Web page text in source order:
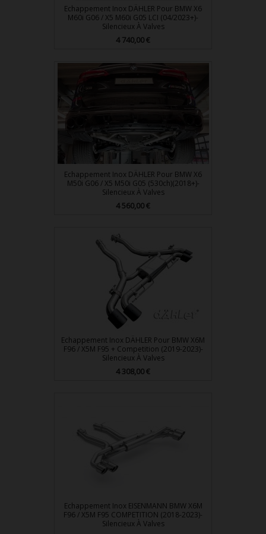
Echappement Inox DÄHLER Pour BMW X6
M60i G06 / X5 M60i G05 LCI (04/2023+)-
Silencieux À Valves
Prix
4 740,00 €
Echappement Inox DÄHLER Pour BMW X6
M50i G06 / X5 M50i G05 (530ch)(2018+)-
Silencieux À Valves
Prix
4 560,00 €
Echappement Inox DÄHLER Pour BMW X6M
F96 / X5M F95 + Competition (2019-2023)-
Silencieux À Valves
Prix
4 308,00 €
Echappement Inox EISENMANN BMW X6M
F96 / X5M F95 COMPETITION (2018-2023)-
Silencieux À Valves